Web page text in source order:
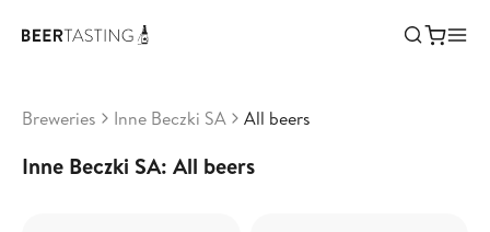
Breweries Inne Beczki SA All beers
Inne Beczki SA: All beers